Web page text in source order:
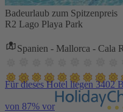
Badeurlaub zum Spitzenpreis
R2 Lago Playa Park
Spanien - Mallorca - Cala
Für dieses Hotel liegen 3402
von 87% vor